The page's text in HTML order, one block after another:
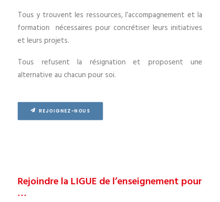
Tous y trouvent les ressources, l’accompagnement et la
formation nécessaires pour concrétiser leurs initiatives
et leurs projets.
Tous refusent la résignation et proposent une
alternative au chacun pour soi.
REJOIGNEZ-NOUS
Rejoindre la LIGUE de l’enseignement pour
…